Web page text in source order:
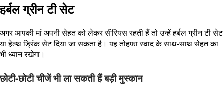
हर्बल ग्रीन टी सेट
अगर आपकी मां अपनी सेहत को लेकर सीरियस रहती हैं तो उन्हें हर्बल ग्रीन टी सेट
या हेल्थ ड्रिंक सेट दिया जा सकता है। यह तोहफा स्वाद के साथ-साथ सेहत का
भी ध्यान रखेगा।
छोटी-छोटी चीजें भी ला सकती हैं बड़ी मुस्कान